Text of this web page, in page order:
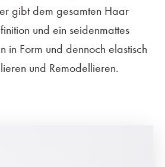
gibt dem gesamten Haar
und ein seidenmattes
in Form und dennoch elastisch
und Remodellieren.